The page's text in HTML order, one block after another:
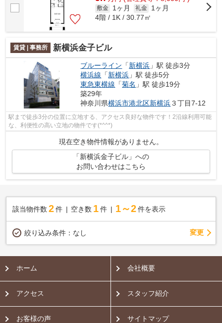
敷金 1ヶ月 礼金
1ヶ月
4階 / 1K / 30.77㎡
賃貸 | 事務所 新横浜金子ビル
ブルーライン 「新横浜 」駅 徒歩3分
横浜線 「新横浜 」駅 徒歩5分
東急東横線 「菊名 」駅 徒歩19分
築29年
神奈川県横浜市港北区新横浜３丁目7-12
駅まで徒歩3分の位置に立地する、アクセス良好な物件です！2沿線利用可能
な、利便性の高い立地の物件です(*^^*)
現在空き物件情報がありません。
「新横浜金子ビル」への
お問い合わせはこちら
該当物件数 2件 空き数 1 件 1～2 件を表示
絞り込み条件： なし 変更
ホーム 会社概要
アクセス スタッフ紹介
お客様の声 サイトマップ